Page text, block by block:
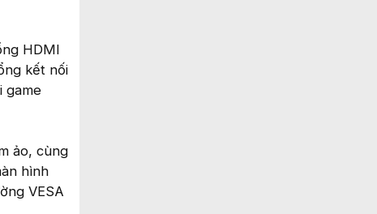
HDMI
kết nối
game
ảo, cùng
hình
VESA